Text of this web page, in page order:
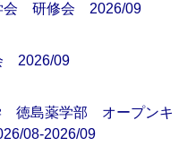
会 研修会 2026/09
2026/09
徳島薬学部 オープンキ
08-2026/09